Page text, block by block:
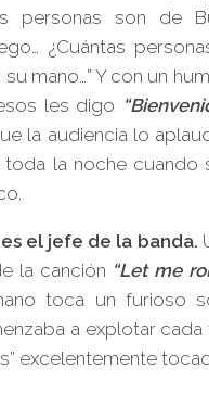
personas son de
¿Cuántas
mano…” Y con un
les digo
la audiencia lo
la noche cuando
el jefe de la banda.
la canción “Let me
toca un furioso
a explotar cada
excelentemente